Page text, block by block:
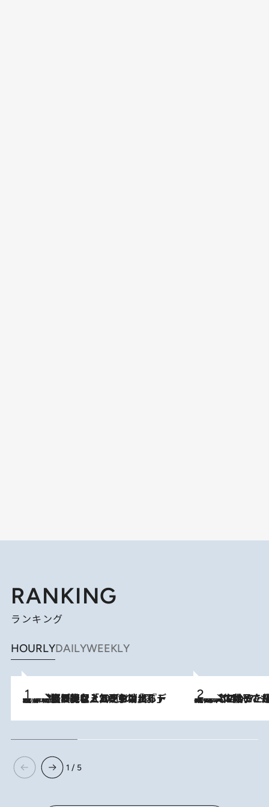
RANKING
ランキング
HOURLYDAILYWEEKLY
2026.8.5
【なぜ吉沢亮は「気配を消せる」のか？】興行収入208億の『国宝』を経て挑むミュージカル『ディア・エヴァン・ハンセン』。トップ俳優が舞台上でさらけ出した“孤独”とは 2026.8.5
【阿川佐和子さんの年とる力】なぜ70代で始めた趣味は“こんなに楽しい”のか？ ピアノ、俳句…スランプに陥っても続けられる“ある秘訣”とは
1 / 5